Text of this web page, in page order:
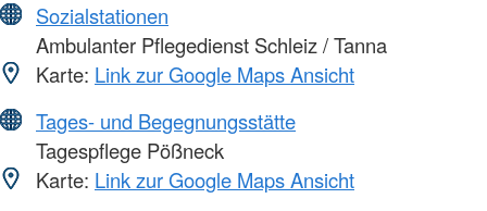
Sozialstationen
Ambulanter Pflegedienst Schleiz / Tanna
Karte: Link zur Google Maps Ansicht
Tages- und Begegnungsstätte
Tagespflege Pößneck
Karte: Link zur Google Maps Ansicht